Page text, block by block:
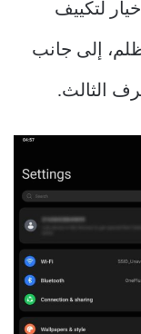
لتكييف
إلى جانب
الثالث.